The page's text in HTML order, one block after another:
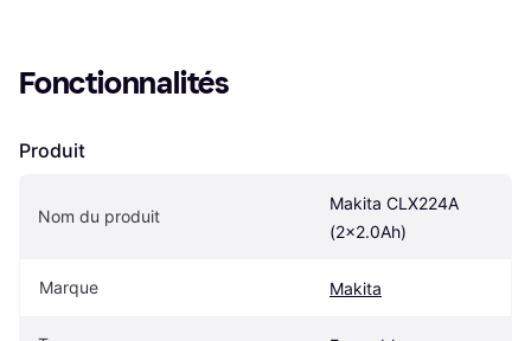
Fonctionnalités
Produit
Nom du produit
Makita CLX224A
(2x2.0Ah)
Marque Makita